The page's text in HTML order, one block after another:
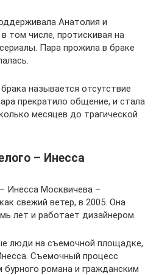
Анатолия и
том числе, протискивая на
Пара прожила в браке
называется отсутствие
прекратило общение, и стала
месяцев до трагической
– Инесса
Инесса Москвичева –
свежий ветер, в 2005. Она
лет и работает дизайнером.
люди на съемочной площадке,
Съемочный процесс
бурного романа и гражданским